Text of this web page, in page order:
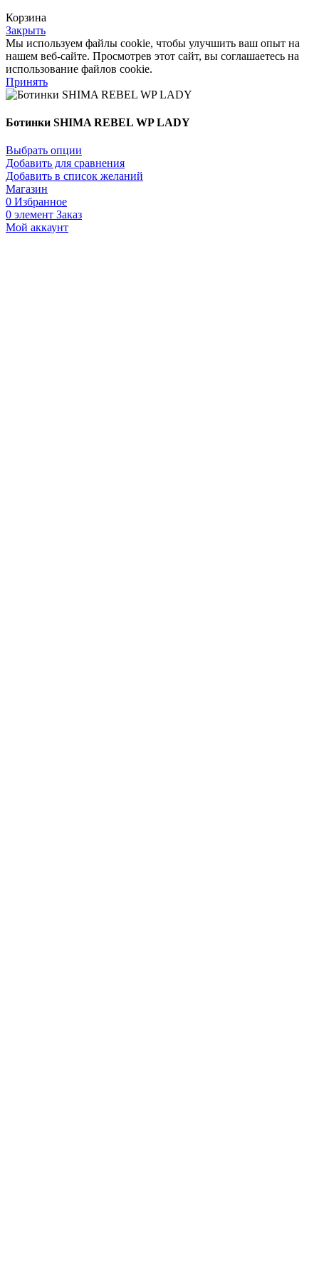
Корзина
Закрыть
Мы используем файлы cookie, чтобы улучшить ваш опыт на
нашем веб-сайте. Просмотрев этот сайт, вы соглашаетесь на
использование файлов cookie.
Принять
Ботинки SHIMA REBEL WP LADY
Выбрать опции
Добавить для сравнения
Добавить в список желаний
Магазин
0 Избранное
0 элемент Заказ
Мой аккаунт